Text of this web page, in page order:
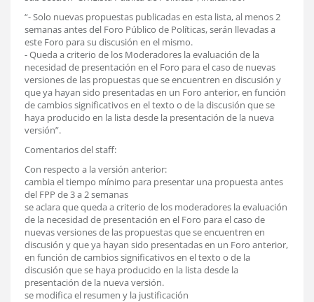
“- Solo nuevas propuestas publicadas en esta lista, al menos 2
semanas antes del Foro Público de Políticas, serán llevadas a
este Foro para su discusión en el mismo.
- Queda a criterio de los Moderadores la evaluación de la
necesidad de presentación en el Foro para el caso de nuevas
versiones de las propuestas que se encuentren en discusión y
que ya hayan sido presentadas en un Foro anterior, en función
de cambios significativos en el texto o de la discusión que se
haya producido en la lista desde la presentación de la nueva
versión”.
Comentarios del staff:
Con respecto a la versión anterior:
cambia el tiempo mínimo para presentar una propuesta antes
del FPP de 3 a 2 semanas
se aclara que queda a criterio de los moderadores la evaluación
de la necesidad de presentación en el Foro para el caso de
nuevas versiones de las propuestas que se encuentren en
discusión y que ya hayan sido presentadas en un Foro anterior,
en función de cambios significativos en el texto o de la
discusión que se haya producido en la lista desde la
presentación de la nueva versión.
se modifica el resumen y la justificación